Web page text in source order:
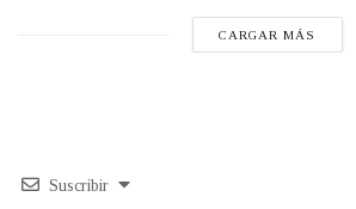
CARGAR MÁS
Suscribir